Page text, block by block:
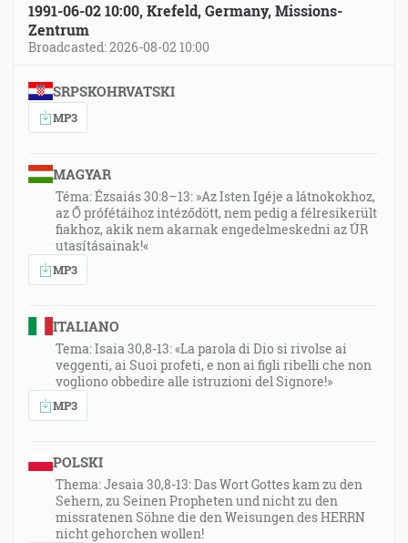
1991-06-02 10:00, Krefeld, Germany, Missions-
Zentrum
Broadcasted: 2026-08-02 10:00
SRPSKOHRVATSKI
MP3
MAGYAR
Téma: Ézsaiás 30:8–13: »Az Isten Igéje a látnokokhoz,
az Ő prófétáihoz intéződött, nem pedig a félresikerült
fiakhoz, akik nem akarnak engedelmeskedni az ÚR
utasításainak!«
MP3
ITALIANO
Tema: Isaia 30,8-13: «La parola di Dio si rivolse ai
veggenti, ai Suoi profeti, e non ai figli ribelli che non
vogliono obbedire alle istruzioni del Signore!»
MP3
POLSKI
Thema: Jesaia 30,8-13: Das Wort Gottes kam zu den
Sehern, zu Seinen Propheten und nicht zu den
missratenen Söhne die den Weisungen des HERRN
nicht gehorchen wollen!